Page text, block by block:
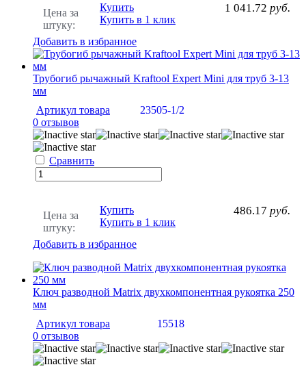
Цена за
штуку:
1 041.72 руб.
Купить
Купить в 1 клик
Добавить в избранное
Трубогиб рычажный Kraftool Expert Mini для труб 3-13
мм
Артикул товара
23505-1/2
0 отзывов
Сравнить
Цена за
штуку:
486.17 руб.
Купить
Купить в 1 клик
Добавить в избранное
Ключ разводной Matrix двухкомпонентная рукоятка 250
мм
Артикул товара
15518
0 отзывов